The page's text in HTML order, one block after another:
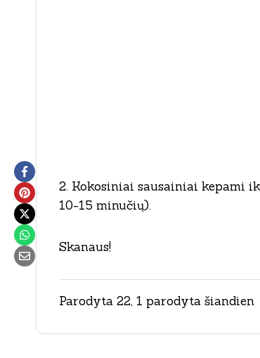
2. Kokosiniai sausainiai kepami
10-15 minučių).
Skanaus!
Parodyta 22, 1 parodyta šiandien